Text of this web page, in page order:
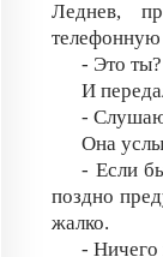
Леднев,
телефонную
- Это
И
-
Она
- Если
поздно
жалко.
- Ничего